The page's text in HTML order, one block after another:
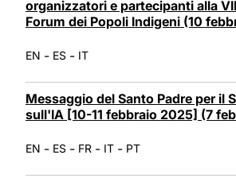
organizzatori e partecipanti alla
Forum dei Popoli Indigeni (10
EN - ES - IT
Messaggio del Santo Padre per il
sull'IA [10-11 febbraio 2025] (7
EN - ES - FR - IT - PT